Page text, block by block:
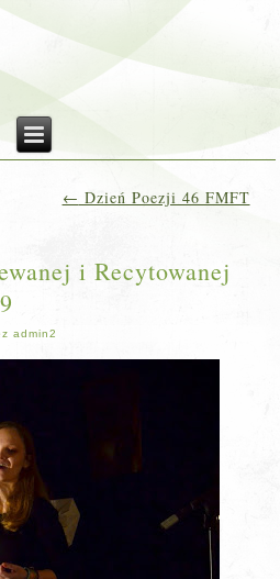
← Dzień Poezji 46 FMFT
i Recytowanej
admin2